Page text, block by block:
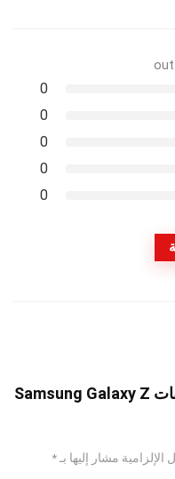
0
0
0
0
0
كن أول من يراجع “سعر و مواصفات Samsung Galaxy Z
الإلزامية مشار إليها بـ*